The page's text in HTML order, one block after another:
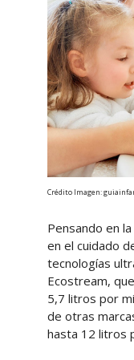
Crédito Imagen:
Pensando en
en el cuidado
tecnologías
Ecostream,
5,7 litros por
de otras
hasta 12 litros